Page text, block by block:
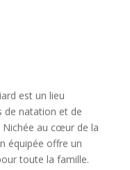
est un lieu
de natation et de
Nichée au cœur de la
équipée offre un
toute la famille.